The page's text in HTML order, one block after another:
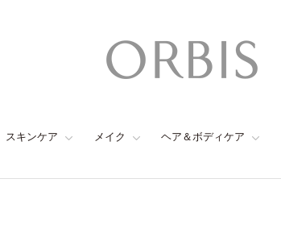
スキンケア メイク ヘア＆ボディケア